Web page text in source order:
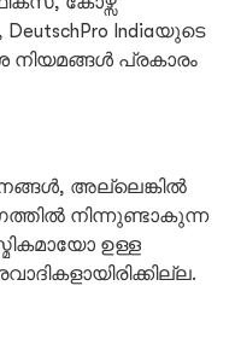
Indiaയുടെ
പ്രകാരം
അല്ലെങ്കിൽ
നിന്നുണ്ടാകുന്ന
ഉള്ള